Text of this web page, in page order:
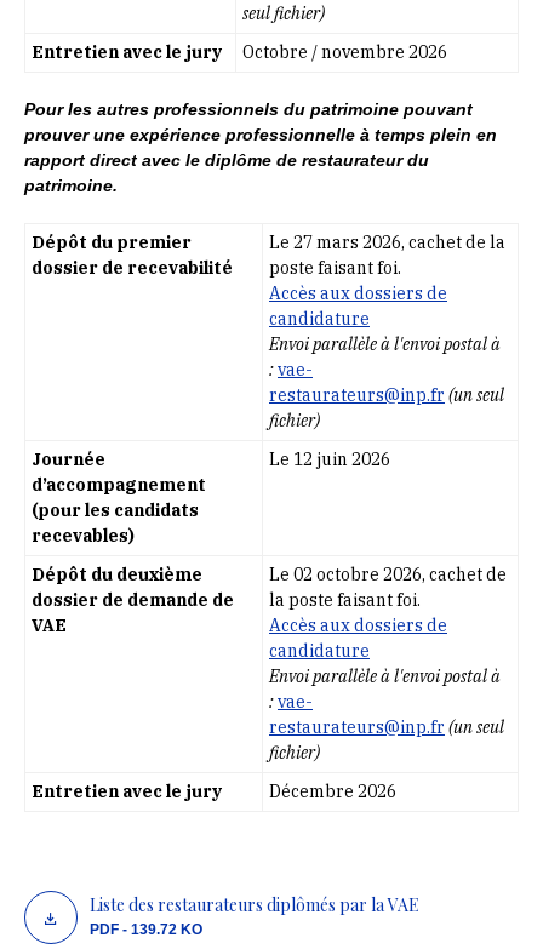
seul fichier)
Entretien avec le jury
Octobre / novembre 2026
Pour les autres professionnels du patrimoine pouvant
prouver une expérience professionnelle à temps plein en
rapport direct avec le diplôme de restaurateur du
patrimoine.
Dépôt du premier
dossier de recevabilité
Le 27 mars 2026, cachet de la
poste faisant foi.
Accès aux dossiers de
candidature
Envoi parallèle à l'envoi postal à
:vae-
restaurateurs@inp.fr (un seul
fichier)
Journée
d’accompagnement
(pour les candidats
recevables)
Le 12 juin 2026
Dépôt du deuxième
dossier de demande de
VAE
Le 02 octobre 2026, cachet de
la poste faisant foi.
Accès aux dossiers de
candidature
Envoi parallèle à l'envoi postal à
:vae-
restaurateurs@inp.fr (un seul
fichier)
Entretien avec le jury
Décembre 2026
Liste des restaurateurs diplômés par la VAE
PDF - 139.72 KO